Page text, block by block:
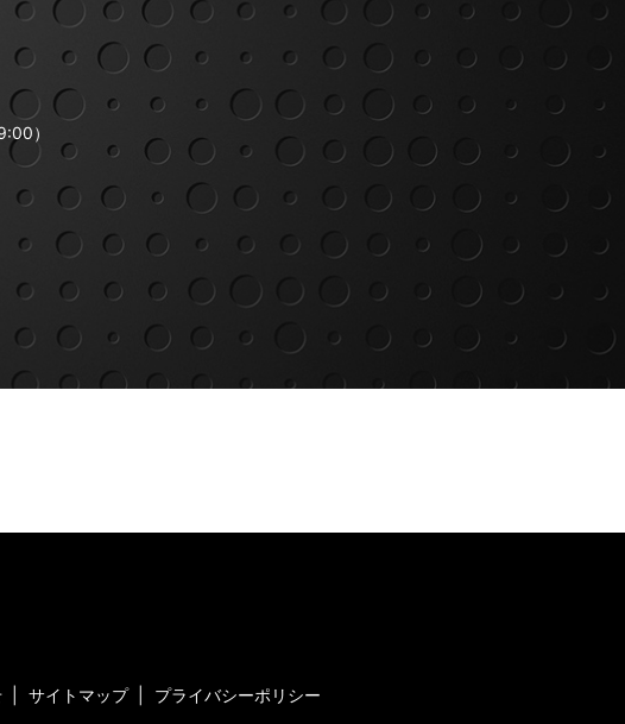
）
サイトマップ プライバシーポリシー